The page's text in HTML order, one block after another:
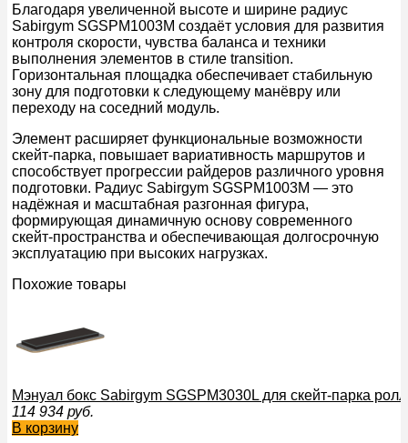
Благодаря увеличенной высоте и ширине радиус
Sabirgym SGSPM1003М создаёт условия для развития
контроля скорости, чувства баланса и техники
выполнения элементов в стиле transition.
Горизонтальная площадка обеспечивает стабильную
зону для подготовки к следующему манёвру или
переходу на соседний модуль.
Элемент расширяет функциональные возможности
скейт-парка, повышает вариативность маршрутов и
способствует прогрессии райдеров различного уровня
подготовки. Радиус Sabirgym SGSPM1003М — это
надёжная и масштабная разгонная фигура,
формирующая динамичную основу современного
скейт-пространства и обеспечивающая долгосрочную
эксплуатацию при высоких нагрузках.
Похожие товары
Мэнуал бокс Sabirgym SGSPM3030L для скейт-парка
114 934 руб.
В корзину